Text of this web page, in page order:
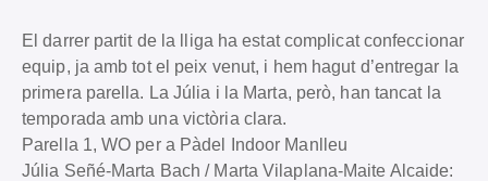
El darrer partit de la lliga ha estat complicat confeccionar
equip, ja amb tot el peix venut, i hem hagut d’entregar la
primera parella. La Júlia i la Marta, però, han tancat la
temporada amb una victòria clara.
Parella 1, WO per a Pàdel Indoor Manlleu
Júlia Señé-Marta Bach / Marta Vilaplana-Maite Alcaide: